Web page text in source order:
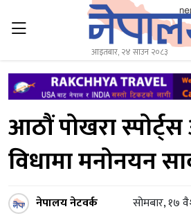
आइतबार, २४ साउन २०८३
आठौं पोखरा स्पोर्ट्स
विधामा मनोनयन
नेपालय नेटवर्क सोमबार, १७